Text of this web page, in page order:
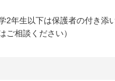
2年生以下は保護者の付き添
ご相談ください）